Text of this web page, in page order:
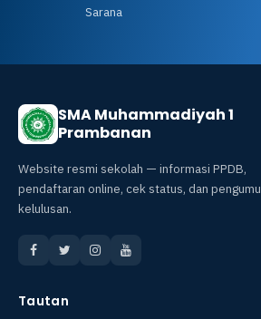
Sarana
SMA Muhammadiyah 1
Prambanan
Website resmi sekolah — informasi PPDB,
pendaftaran online, cek status, dan
kelulusan.
Tautan